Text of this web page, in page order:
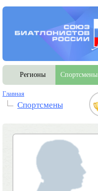
Регионы Спортсмены
Главная
Спортсмены